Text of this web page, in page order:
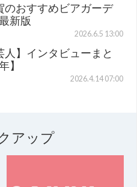
のおすすめビアガーデ
新版
2026.6.5 13:00
人】インタビューまと
】
2026.4.14 07:00
アップ